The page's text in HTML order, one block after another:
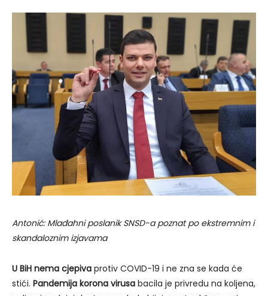
Antonić: Mlađahni poslanik SNSD-a poznat po ekstremnim i
skandaloznim izjavama
U BiH nema cjepiva protiv COVID-19 i ne zna se kada će
stići. Pandemija korona virusa bacila je privredu na koljena,